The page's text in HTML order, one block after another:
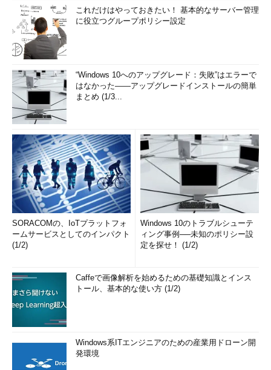
これだけはやっておきたい！ 基本的なサーバー管理
に役立つグループポリシー設定
“Windows 10へのアップグレード：失敗”はエラーで
はなかった――アップグレードインストールの簡単
まとめ (1/3...
SORACOMの、IoTプラットフォ
ームサービスとしてのインパクト
(1/2)
Windows 10のトラブルシューテ
ィング事例──未知のポリシー設
定を探せ！ (1/2)
Caffeで画像解析を始めるための基礎知識とインス
トール、基本的な使い方 (1/2)
Windows系ITエンジニアのための産業用ドローン開
発環境